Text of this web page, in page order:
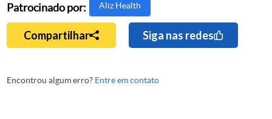
Patrocinado por: Aliz Health
Compartilhar Siga nas redes
Encontrou algum erro? Entre em contato